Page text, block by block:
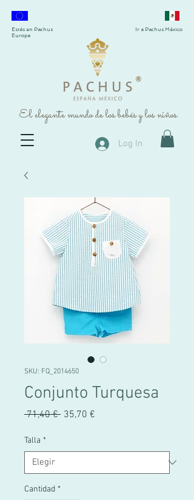
®
El elegante mundo de los bebés y los niños
Estás en Pachus
Europa
Ir a Pachus México
Log In
SKU: FQ_2014650
Conjunto Turquesa
71,40 € Precio
35,70 €
Talla *
Cantidad *